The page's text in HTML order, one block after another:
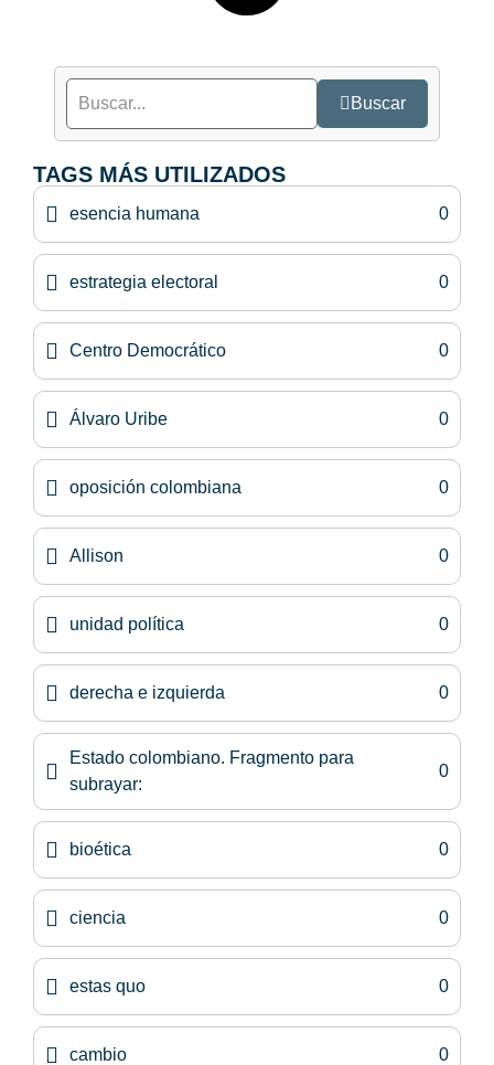
Buscar
TAGS MÁS UTILIZADOS
esencia humana 0
estrategia electoral 0
Centro Democrático 0
Álvaro Uribe 0
oposición colombiana 0
Allison 0
unidad política 0
derecha e izquierda 0
Estado colombiano. Fragmento para
subrayar:
0
bioética 0
ciencia 0
estas quo 0
cambio 0